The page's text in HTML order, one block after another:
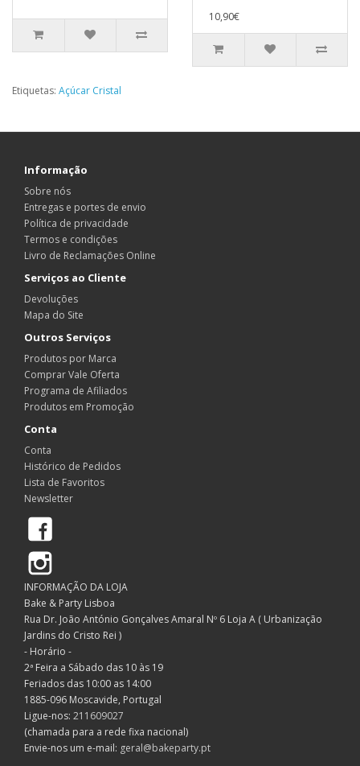
10,90€
Etiquetas: Açúcar Cristal
Informação
Sobre nós
Entregas e portes de envio
Política de privacidade
Termos e condições
Livro de Reclamações Online
Serviços ao Cliente
Devoluções
Mapa do Site
Outros Serviços
Produtos por Marca
Comprar Vale Oferta
Programa de Afiliados
Produtos em Promoção
Conta
Conta
Histórico de Pedidos
Lista de Favoritos
Newsletter
INFORMAÇÃO DA LOJA
Bake & Party Lisboa
Rua Dr. João António Gonçalves Amaral Nº 6 Loja A ( Urbanização
Jardins do Cristo Rei )
- Horário -
2ª Feira a Sábado das 10 às 19
Feriados das 10:00 as 14:00
1885-096 Moscavide, Portugal
Ligue-nos: 211609027
(chamada para a rede fixa nacional)
Envie-nos um e-mail: geral@bakeparty.pt